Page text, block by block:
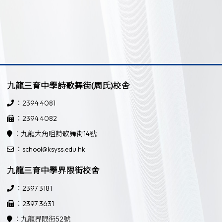
九龍三育中學詩歌舞街(周氏)校舍
：2394 4081
：2394 4082
：九龍大角咀詩歌舞街14號
：school@ksyss.edu.hk
九龍三育中學界限街校舍
：2397 3181
：2397 3631
：九龍界限街52號